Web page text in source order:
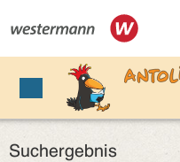
Suchergebnis